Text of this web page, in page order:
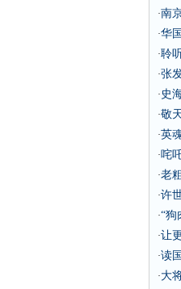
·南
·华
·聆
·张
· 史
·敬
·英
·咤
·老
·许
·“狗
·让
·读
·大